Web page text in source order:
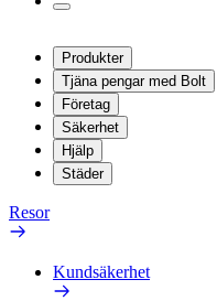
Produkter
Tjäna pengar med Bolt
Företag
Säkerhet
Hjälp
Städer
Resor
Kundsäkerhet